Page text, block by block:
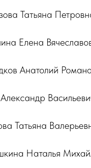
Татьяна
Елена
Анатолий
Татьяна
Наталья